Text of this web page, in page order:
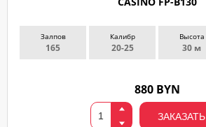
Залпов
165
Калибр
20-25
Высота
30 м
880 BYN
ЗАКАЗАТЬ